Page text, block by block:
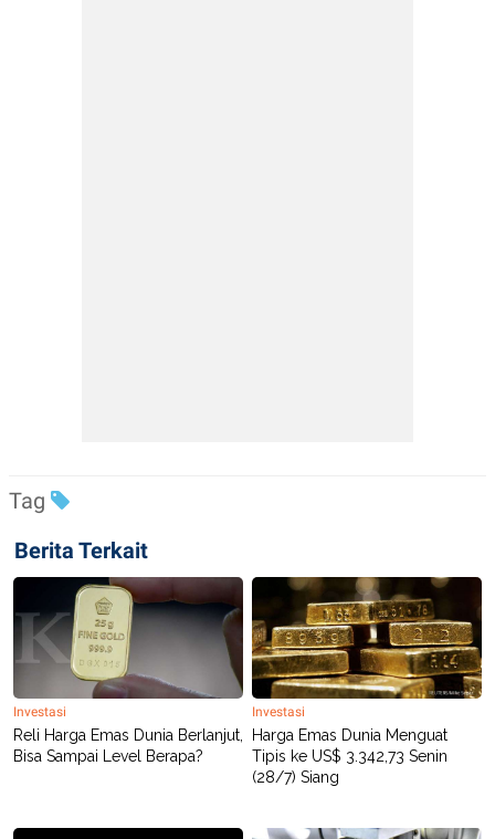
Tag
Berita Terkait
Investasi
Reli Harga Emas Dunia Berlanjut,
Bisa Sampai Level Berapa?
Investasi
Harga Emas Dunia Menguat
Tipis ke US$ 3.342,73 Senin
(28/7) Siang